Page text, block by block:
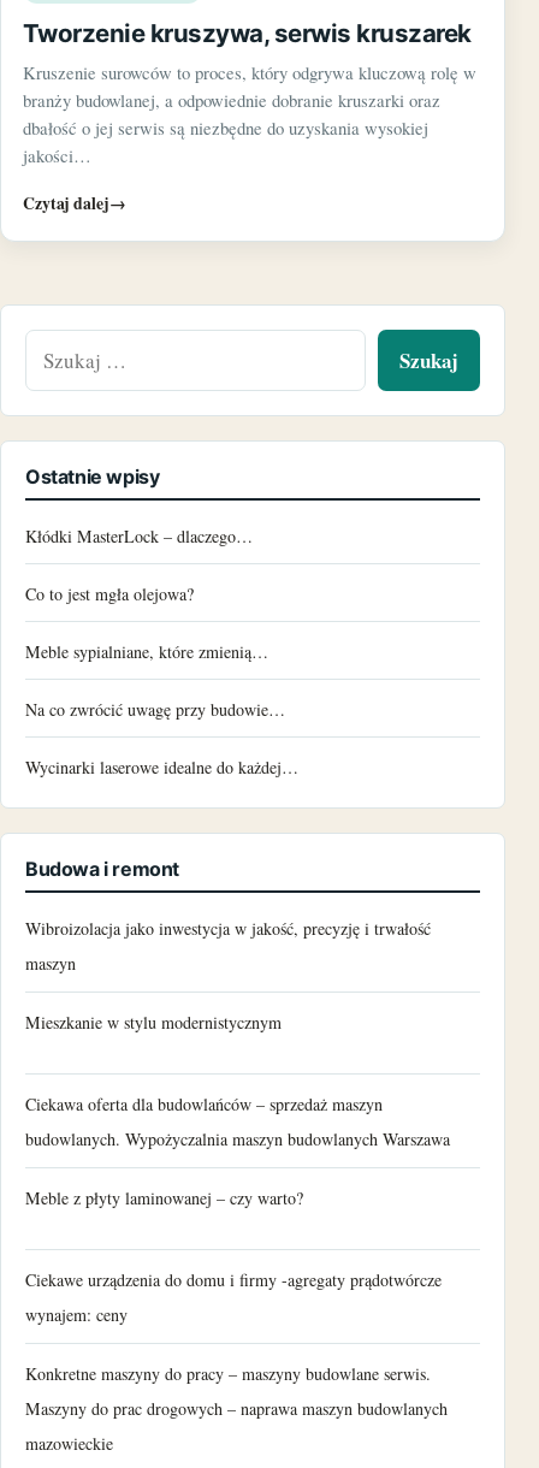
Tworzenie kruszywa, serwis kruszarek
Kruszenie surowców to proces, który odgrywa kluczową rolę w
branży budowlanej, a odpowiednie dobranie kruszarki oraz
dbałość o jej serwis są niezbędne do uzyskania wysokiej
jakości…
Czytaj dalej→
Ostatnie wpisy
Kłódki MasterLock – dlaczego…
Co to jest mgła olejowa?
Meble sypialniane, które zmienią…
Na co zwrócić uwagę przy budowie…
Wycinarki laserowe idealne do każdej…
Budowa i remont
Wibroizolacja jako inwestycja w jakość, precyzję i trwałość
maszyn
Mieszkanie w stylu modernistycznym
Ciekawa oferta dla budowlańców – sprzedaż maszyn
budowlanych. Wypożyczalnia maszyn budowlanych Warszawa
Meble z płyty laminowanej – czy warto?
Ciekawe urządzenia do domu i firmy -agregaty prądotwórcze
wynajem: ceny
Konkretne maszyny do pracy – maszyny budowlane serwis.
Maszyny do prac drogowych – naprawa maszyn budowlanych
mazowieckie